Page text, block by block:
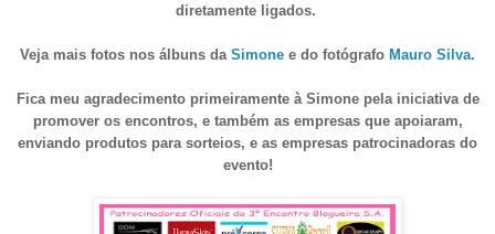
diretamente ligados.
Veja mais fotos nos álbuns da Simone e do fotógrafo Mauro Silva.
Fica meu agradecimento primeiramente à Simone pela iniciativa de
promover os encontros, e também as empresas que apoiaram,
enviando produtos para sorteios, e as empresas patrocinadoras do
evento!